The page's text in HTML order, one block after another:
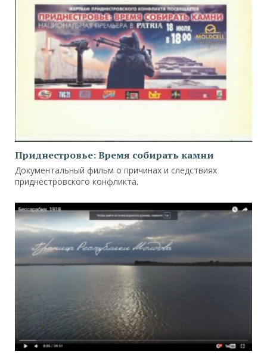
Приднестровье: Время собирать камни
Документальный фильм о причинах и следствиях
приднестровского конфликта.